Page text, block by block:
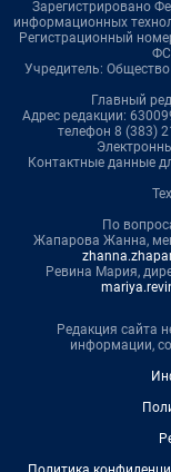
Зарегистрировано
информационных
Регистрационный
ФС
Учредитель:
Главный
Адрес редакции:
телефон 8 (383)
Контактные данные
По
Жапарова Жанна,
Ревина Мария,
Редакция сайта
информации,